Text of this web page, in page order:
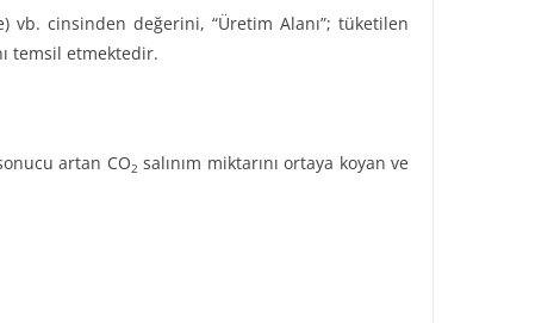
vb. cinsinden değerini, “Üretim Alanı”; tüketilen
temsil etmektedir.
artan CO2 salınım miktarını ortaya koyan ve